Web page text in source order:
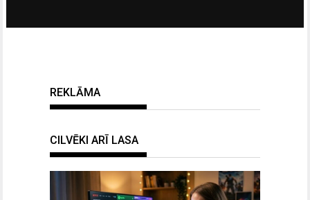
REKLĀMA
CILVĒKI ARĪ LASA